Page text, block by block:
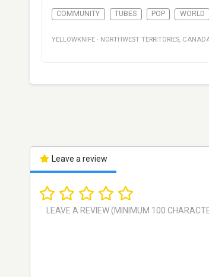
COMMUNITY TUBES POP WORLD
YELLOWKNIFE · NORTHWEST TERRITORIES,
Leave a review